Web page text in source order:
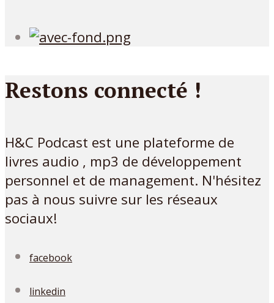
Restons connecté !
H&C Podcast est une plateforme de
livres audio , mp3 de développement
personnel et de management. N'hésitez
pas à nous suivre sur les réseaux
sociaux!
facebook
linkedin